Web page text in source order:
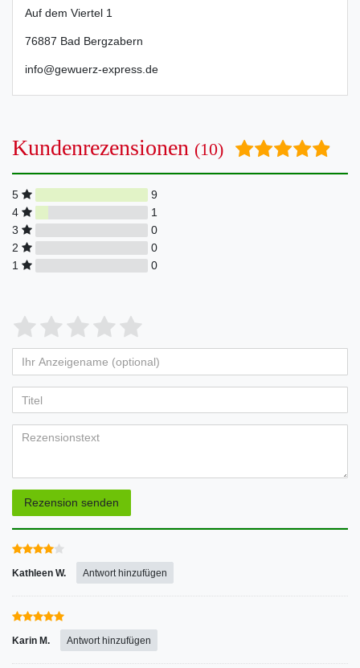
Auf dem Viertel 1
76887 Bad Bergzabern
info@gewuerz-express.de
Kundenrezensionen (10)
5
9
4
1
3
0
2
0
1
0
Bewertungssterne
von
5
Bewertungssternen
4
von
5
Bewertungssternen
3
von
5
Bewertungssternen
2
von
5
Bewertungssternen
1
von
5
Bewertungssternen
Anzeigename
(optional)
Rezension senden
Kathleen W. Antwort hinzufügen
Karin M. Antwort hinzufügen